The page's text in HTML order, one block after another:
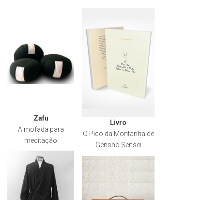
Zafu
Almofada para
meditação
Livro
O Pico da Montanha de
Gensho Sensei